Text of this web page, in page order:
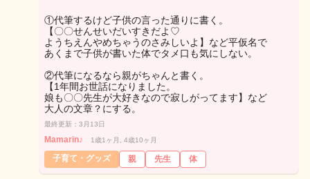
①代筆するけど子供の言った通りに書く。
【〇〇せんせいだいすきだよ♡
ようちえんやめちゃうのさみしいよ】など平仮名で
あくまで子供が書いた体でタメ口も気にしない。
②代筆になるなら親がちゃんと書く。
【1年間お世話になりました。
娘も〇〇先生が大好きなので寂しがってます】など
大人の文章？にする。
最終更新：3月13日
Mamarin♪ 1歳1ヶ月, 4歳10ヶ月
子育て・グッズ 親 先生 体